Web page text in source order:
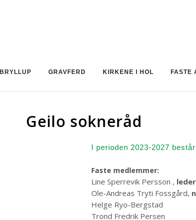
BRYLLUP GRAVFERD KIRKENE I HOL FASTE
Geilo sokneråd
I perioden 2023-2027
Faste medlemmer:
Line Sperrevik Persson , leder
Ole-Andreas Tryti Fossgård,
Helge Ryo-
Trond Fredrik Persen